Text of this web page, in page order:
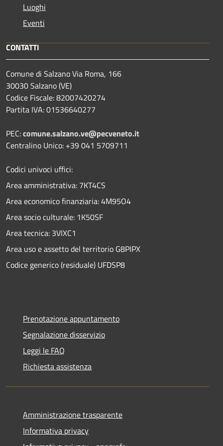
Luoghi
Eventi
CONTATTI
Comune di Salzano Via Roma, 166
30030 Salzano (VE)
Codice Fiscale: 82007420274
Partita IVA: 01536640277
PEC:comune.salzano.ve@pecveneto.it
Centralino Unico: +39 041 5709711
Codici univoci uffici:
Area amministrativa: 7KT4CS
Area economico finanziaria: 4M95O4
Area socio culturale: 1K50SF
Area tecnica: 3VIXC1
Area uso e assetto del territorio G8PIPX
Codice generico (residuale) UFDSP8
Prenotazione appuntamento
Segnalazione disservizio
Leggi le FAQ
Richiesta assistenza
Amministrazione trasparente
Informativa privacy